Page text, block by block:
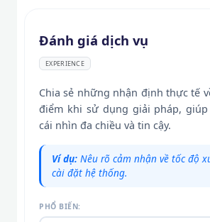
Đánh giá dịch vụ
EXPERIENCE
Chia sẻ những nhận định thực tế
điểm khi sử dụng giải pháp,
cái nhìn đa chiều và tin cậy.
Ví dụ: Nêu rõ cảm nhận về tốc độ
cài đặt hệ thống.
PHỔ BIẾN: